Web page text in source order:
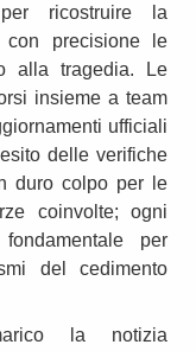
ricostruire la
con precisione le
alla tragedia. Le
insieme a team
ufficiali
delle verifiche
duro colpo per le
coinvolte; ogni
per
del cedimento
la notizia